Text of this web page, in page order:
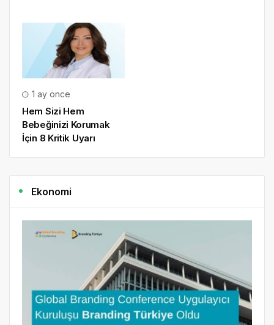
1 ay önce
Hem Sizi Hem
Bebeğinizi Korumak
İçin 8 Kritik Uyarı
Ekonomi